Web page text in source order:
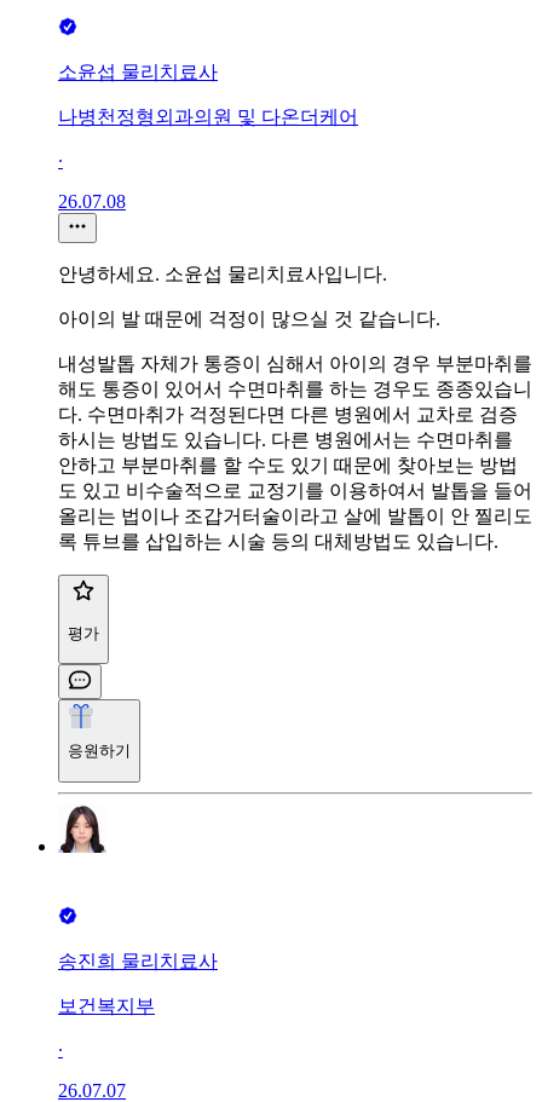
소윤섭 물리치료사
나병천정형외과의원 및 다온더케어
∙
26.07.08
안녕하세요. 소윤섭 물리치료사입니다.
아이의 발 때문에 걱정이 많으실 것 같습니다.
내성발톱 자체가 통증이 심해서 아이의 경우 부분마취를
해도 통증이 있어서 수면마취를 하는 경우도 종종있습니
다. 수면마취가 걱정된다면 다른 병원에서 교차로 검증
하시는 방법도 있습니다. 다른 병원에서는 수면마취를
안하고 부분마취를 할 수도 있기 때문에 찾아보는 방법
도 있고 비수술적으로 교정기를 이용하여서 발톱을 들어
올리는 법이나 조갑거터술이라고 살에 발톱이 안 찔리도
록 튜브를 삽입하는 시술 등의 대체방법도 있습니다.
평가
응원하기
송진희 물리치료사
보건복지부
∙
26.07.07